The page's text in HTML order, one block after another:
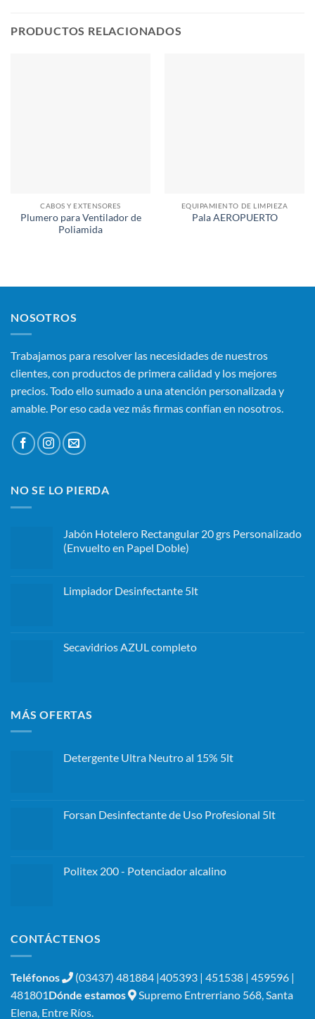
PRODUCTOS RELACIONADOS
CABOS Y EXTENSORES
Plumero para Ventilador de
Poliamida
EQUIPAMIENTO DE LIMPIEZA
Pala AEROPUERTO
NOSOTROS
Trabajamos para resolver las necesidades de nuestros
clientes, con productos de primera calidad y los mejores
precios. Todo ello sumado a una atención personalizada y
amable. Por eso cada vez más firmas confían en nosotros.
NO SE LO PIERDA
Jabón Hotelero Rectangular 20 grs Personalizado
(Envuelto en Papel Doble)
Limpiador Desinfectante 5lt
Secavidrios AZUL completo
MÁS OFERTAS
Detergente Ultra Neutro al 15% 5lt
Forsan Desinfectante de Uso Profesional 5lt
Politex 200 - Potenciador alcalino
CONTÁCTENOS
Teléfonos
(03437) 481884 |405393 | 451538 | 459596 |
481801Dónde estamos
Supremo Entrerriano 568, Santa
Elena, Entre Ríos.